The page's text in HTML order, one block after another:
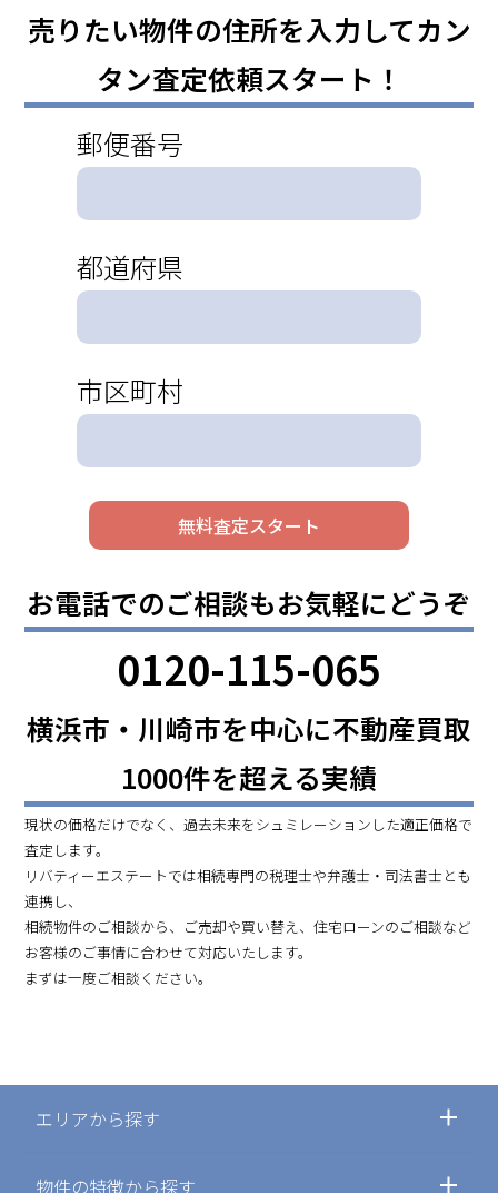
売りたい物件の住所を入力してカン
タン査定依頼スタート！
郵便番号
都道府県
市区町村
お電話でのご相談もお気軽にどうぞ
0120-115-065
横浜市・川崎市を中心に不動産買取
1000件を超える実績
現状の価格だけでなく、過去未来をシュミレーションした適正価格で
査定します。
リバティーエステートでは相続専門の税理士や弁護士・司法書士とも
連携し、
相続物件のご相談から、ご売却や買い替え、住宅ローンのご相談など
お客様のご事情に合わせて対応いたします。
まずは一度ご相談ください。
エリアから探す
物件の特徴から探す